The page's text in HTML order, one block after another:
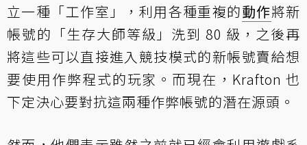
立一種「工作室」，利用各種重複的動作將新
帳號的「生存大師等級」洗到 80 級，之後再
將這些可以直接進入競技模式的新帳號賣給想
要使用作弊程式的玩家。而現在，Krafton 也
下定決心要對抗這兩種作弊帳號的潛在源頭。